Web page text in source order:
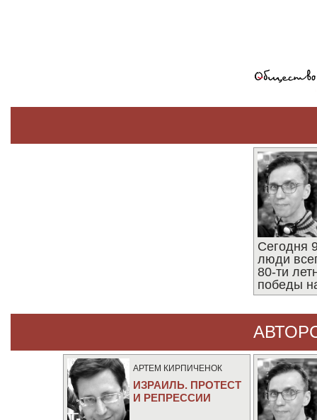
Сегодня
люди
80-ти
победы
АРТЕМ КИРПИЧЕНОК
ИЗРАИЛЬ. ПРОТЕСТ
И РЕПРЕССИИ